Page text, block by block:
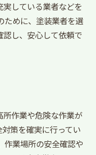
している業者などを
ために、塗装業者を選
し、安心して依頼で
作業や危険な作業が
策を確実に行ってい
作業場所の安全確認や